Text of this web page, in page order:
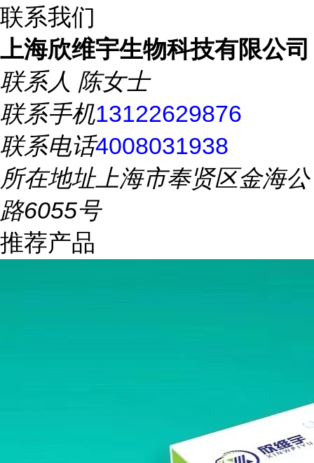
联系我们
上海欣维宇生物科技有限公司
联系人 陈女士
联系手机13122629876
联系电话4008031938
所在地址上海市奉贤区金海公
路6055号
推荐产品